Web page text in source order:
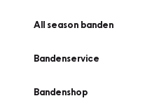
All season banden
Bandenservice
Bandenshop